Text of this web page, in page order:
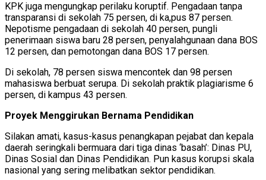
KPK juga mengungkap perilaku koruptif. Pengadaan tanpa
transparansi di sekolah 75 persen, di ka,pus 87 persen.
Nepotisme pengadaan di sekolah 40 persen, pungli
penerimaan siswa baru 28 persen, penyalahgunaan dana BOS
12 persen, dan pemotongan dana BOS 17 persen.
Di sekolah, 78 persen siswa mencontek dan 98 persen
mahasiswa berbuat serupa. Di sekolah praktik plagiarisme 6
persen, di kampus 43 persen.
Proyek Menggirukan Bernama Pendidikan
Silakan amati, kasus-kasus penangkapan pejabat dan kepala
daerah seringkali bermuara dari tiga dinas ‘basah’: Dinas PU,
Dinas Sosial dan Dinas Pendidikan. Pun kasus korupsi skala
nasional yang sering melibatkan sektor pendidikan.